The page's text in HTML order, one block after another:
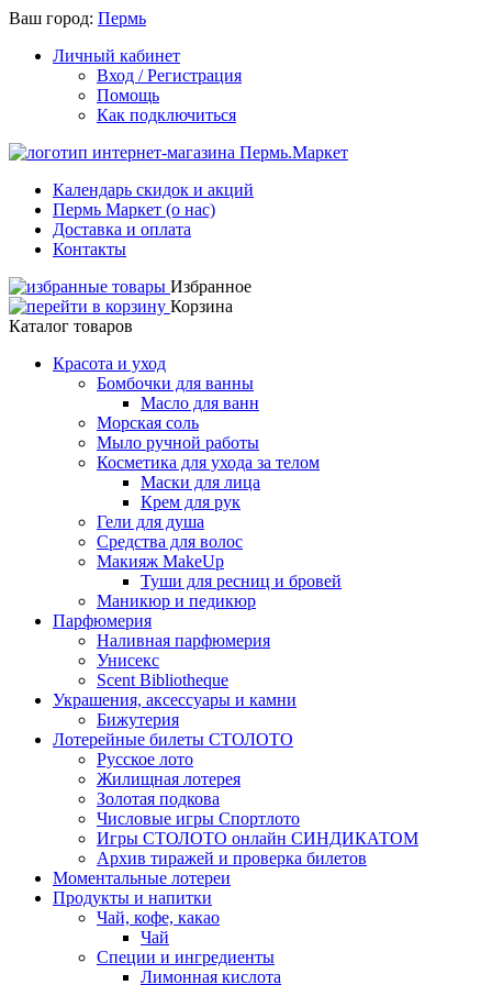
Ваш город: Пермь
Личный кабинет
Вход / Регистрация
Помощь
Как подключиться
Календарь скидок и акций
Пермь Маркет (о нас)
Доставка и оплата
Контакты
Избранное
Корзина
Каталог товаров
Красота и уход
Бомбочки для ванны
Масло для ванн
Морская соль
Мыло ручной работы
Косметика для ухода за телом
Маски для лица
Крем для рук
Гели для душа
Средства для волос
Макияж MakeUp
Туши для ресниц и бровей
Маникюр и педикюр
Парфюмерия
Наливная парфюмерия
Унисекс
Scent Bibliotheque
Украшения, аксессуары и камни
Бижутерия
Лотерейные билеты СТОЛОТО
Русское лото
Жилищная лотерея
Золотая подкова
Числовые игры Спортлото
Игры СТОЛОТО онлайн СИНДИКАТОМ
Архив тиражей и проверка билетов
Моментальные лотереи
Продукты и напитки
Чай, кофе, какао
Чай
Специи и ингредиенты
Лимонная кислота